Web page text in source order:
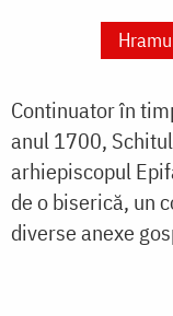
Continuator în
anul 1700,
arhiepiscopul
de o biserică, un
diverse anexe